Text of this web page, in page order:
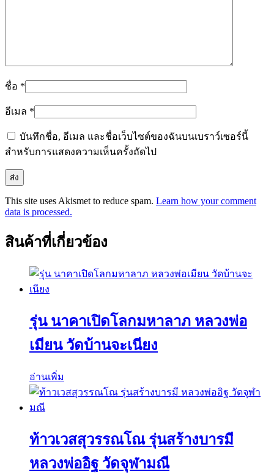
ชื่อ *
อีเมล *
บันทึกชื่อ, อีเมล และชื่อเว็บไซต์ของฉันบนเบราว์เซอร์นี้
สำหรับการแสดงความเห็นครั้งถัดไป
This site uses Akismet to reduce spam. Learn how your comment
data is processed.
สินค้าที่เกี่ยวข้อง
รุ่น นาคาเปิดโลกมหาลาภ หลวงพ่อ
เมียน วัดบ้านจะเนียง
อ่านเพิ่ม
ท้าวเวสสุวรรณโณ รุ่นสร้างบารมี
หลวงพ่ออิฐ วัดจุฬามณี